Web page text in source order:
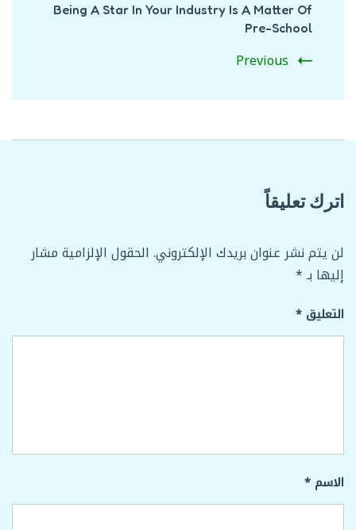
Navigation
Being A Star In Your Industry Is A Matter Of
Pre-School
Previous
اترك تعليقاً
لن يتم نشر عنوان بريدك الإلكتروني. الحقول الإلزامية مشار
إليها بـ *
التعليق *
الاسم *